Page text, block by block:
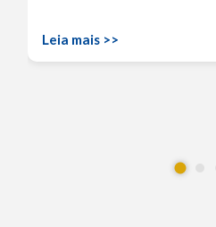
Leia mais >>